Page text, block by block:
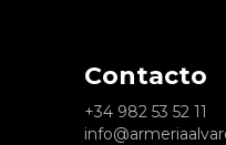
Contacto
+34 982 53 52 11